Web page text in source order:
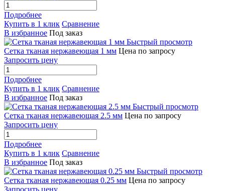
Подробнее
Купить в 1 клик Сравнение
В избранное Под заказ
Быстрый просмотр
Сетка тканая нержавеющая 1 мм Цена по запросу
Запросить цену
Подробнее
Купить в 1 клик Сравнение
В избранное Под заказ
Быстрый просмотр
Сетка тканая нержавеющая 2.5 мм Цена по запросу
Запросить цену
Подробнее
Купить в 1 клик Сравнение
В избранное Под заказ
Быстрый просмотр
Сетка тканая нержавеющая 0.25 мм Цена по запросу
Запросить цену